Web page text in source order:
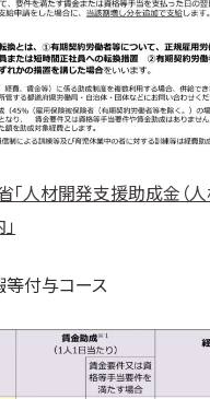
「人材開発支援助成金（
等付与コース